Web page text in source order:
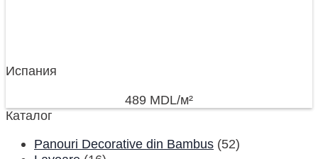
Испания
489 MDL/м²
Каталог
Panouri Decorative din Bambus (52)